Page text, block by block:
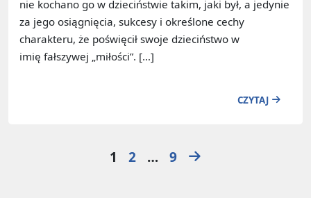
nie kochano go w dzieciństwie takim, jaki był, a jedynie
za jego osiągnięcia, sukcesy i określone cechy
charakteru, że poświęcił swoje dzieciństwo w
imię fałszywej „miłości”. […]
CZYTAJ
Strona
1 Strona
2 … Strona
9